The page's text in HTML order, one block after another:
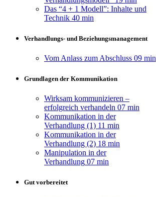
Das “4 + 1 Modell”: Inhalte und
Technik 40 min
Verhandlungs- und Beziehungsmanagement
Vom Anlass zum Abschluss 09 min
Grundlagen der Kommunikation
Wirksam kommunizieren –
erfolgreich verhandeln 07 min
Kommunikation in der
Verhandlung (1) 11 min
Kommunikation in der
Verhandlung (2) 18 min
Manipulation in der
Verhandlung 07 min
Gut vorbereitet